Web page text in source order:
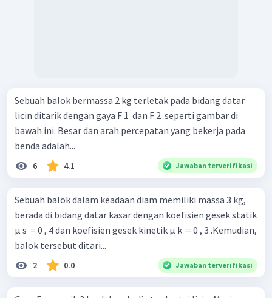
Sebuah balok bermassa 2 kg terletak pada bidang datar
licin ditarik dengan gaya F 1 ​ dan F 2 ​ seperti gambar di
bawah ini. Besar dan arah percepatan yang bekerja pada
benda adalah...
6 4.1 Jawaban terverifikasi
Sebuah balok dalam keadaan diam memiliki massa 3 kg,
berada di bidang datar kasar dengan koefisien gesek statik
µ s ​ = 0 , 4 dan koefisien gesek kinetik μ k ​ = 0 , 3 .Kemudian,
balok tersebut ditari...
2 0.0 Jawaban terverifikasi